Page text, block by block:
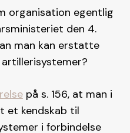
organisation egentlig
den 4.
man kan erstatte
på s. 156, at man i
et kendskab til
i forbindelse